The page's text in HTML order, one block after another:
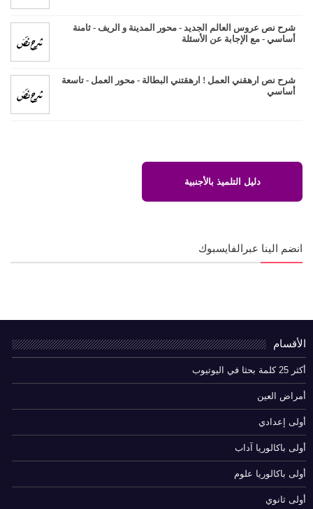
شرح نص عروس العالم الجديد - محور المدينة و الريف - ثامنة
أساسي - مع الإجابة عن الأسئلة
شرح نص ارهقني العمل ! ارهقتني البطالة - محور العمل - تاسعة
أساسي
دليل التلميذ بالأجنبية
انضم الينا عبرالفايسبوك
الأقسام
أكثر 25 كلمة بحثا في اليوتيوب
أمراض العين
أولى إعدادي
أولى باكالوريا آداب
أولى باكالوريا علوم
أولى ثانوي